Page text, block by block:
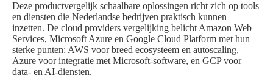
Deze productvergelijk schaalbare oplossingen richt zich op tools
en diensten die Nederlandse bedrijven praktisch kunnen
inzetten. De cloud providers vergelijking belicht Amazon Web
Services, Microsoft Azure en Google Cloud Platform met hun
sterke punten: AWS voor breed ecosysteem en autoscaling,
Azure voor integratie met Microsoft-software, en GCP voor
data- en AI-diensten.